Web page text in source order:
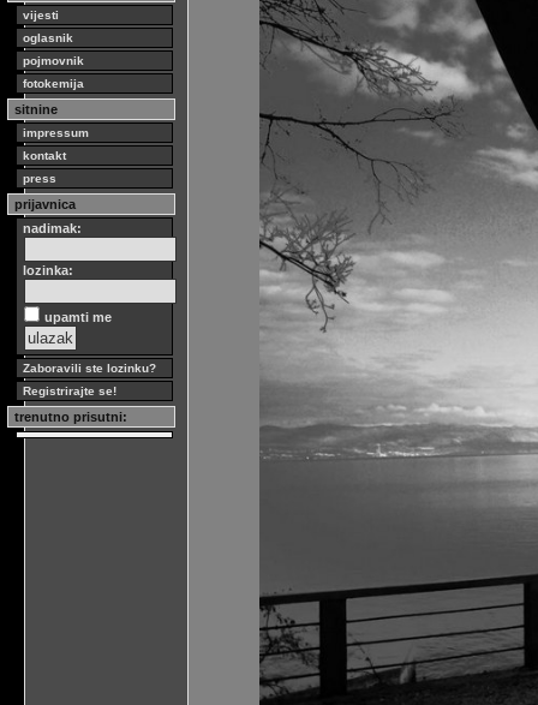
vijesti
oglasnik
pojmovnik
fotokemija
sitnine
impressum
kontakt
press
prijavnica
nadimak:
lozinka:
upamti me
Zaboravili ste lozinku?
Registrirajte se!
trenutno prisutni: